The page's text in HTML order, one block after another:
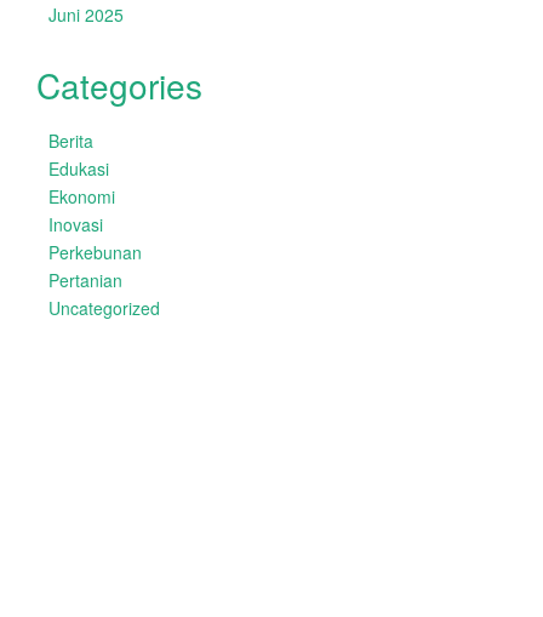
Juni 2025
Categories
Berita
Edukasi
Ekonomi
Inovasi
Perkebunan
Pertanian
Uncategorized